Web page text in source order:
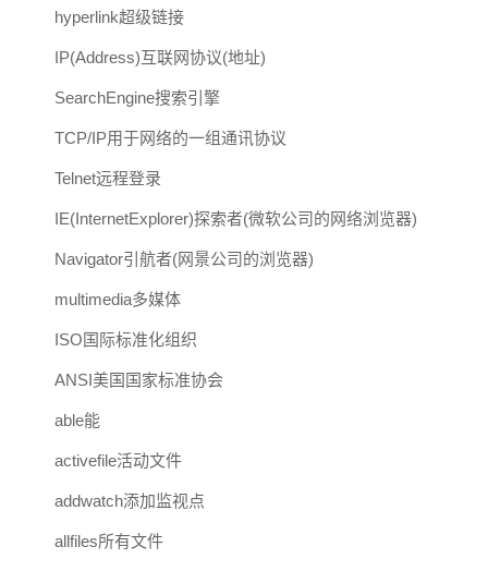
hyperlink超级链接
IP(Address)互联网协议(地址)
SearchEngine搜索引擎
TCP/IP用于网络的一组通讯协议
Telnet远程登录
IE(InternetExplorer)探索者(微软公司的网络浏览器)
Navigator引航者(网景公司的浏览器)
multimedia多媒体
ISO国际标准化组织
ANSI美国国家标准协会
able能
activefile活动文件
addwatch添加监视点
allfiles所有文件